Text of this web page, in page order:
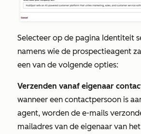
Selecteer op de pagina Identiteit
namens wie de prospectieagent
een van de volgende opties:
Verzenden vanaf eigenaar
wanneer een contactpersoon is
agent, worden de e-mails
mailadres van de eigenaar van